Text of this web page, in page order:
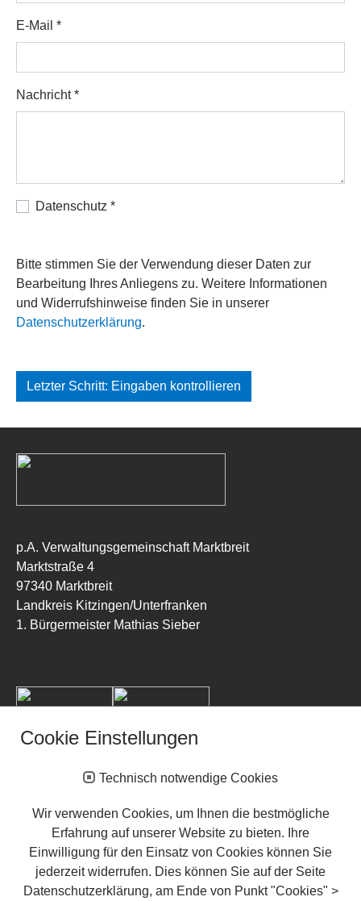
E-Mail *
Nachricht*
Datenschutz *
Bitte stimmen Sie der Verwendung dieser Daten zur
Bearbeitung Ihres Anliegens zu. Weitere Informationen
und Widerrufshinweise finden Sie in unserer
Datenschutzerklärung.
Letzter Schritt: Eingaben kontrollieren
p.A. Verwaltungsgemeinschaft Marktbreit
Marktstraße 4
97340 Marktbreit
Landkreis Kitzingen/Unterfranken
1. Bürgermeister Mathias Sieber
Wichtige Links
Cookie Einstellungen
Technisch notwendige Cookies
Wir verwenden Cookies, um Ihnen die bestmögliche
Erfahrung auf unserer Website zu bieten. Ihre
Einwilligung für den Einsatz von Cookies können Sie
jederzeit widerrufen. Dies können Sie auf der Seite
Datenschutzerklärung, am Ende von Punkt "Cookies" >